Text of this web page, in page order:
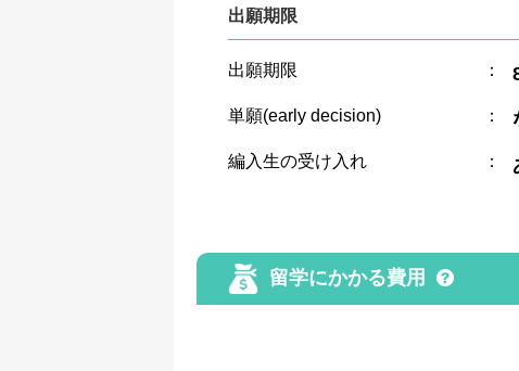
出願期限
出願期限 ：
単願(early decision) ：
編入生の受け入れ ：
留学にかかる費用